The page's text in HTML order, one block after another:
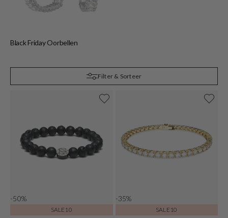
Black Friday Oorbellen
Filter & Sorteer
-50%
SALE10
-35%
SALE10